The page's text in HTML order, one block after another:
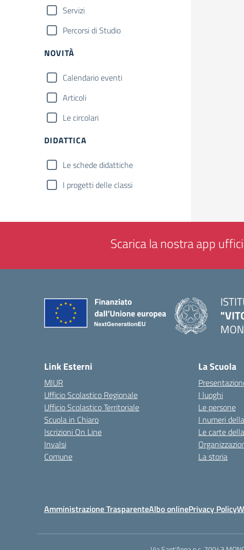
Servizi
Percorsi di Studio
NOVITÀ
Calendario eventi
Articoli
Le circolari
DIDATTICA
Le schede didattiche
I progetti delle classi
Scarica la nostra app
Link Esterni
MIUR
Ufficio Scolastico Regionale
Ufficio Scolastico Territoriale
Scuola in Chiaro
Iscrizioni On Line
Invalsi
Comune
La Scuola
I luoghi
Le persone
I numeri
Le carte
La storia
Amministrazione TrasparenteAlbo onlinePrivacy Policy